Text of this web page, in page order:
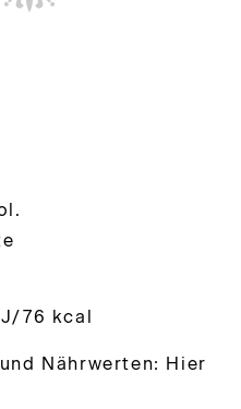
76 kcal
Nährwerten: Hier